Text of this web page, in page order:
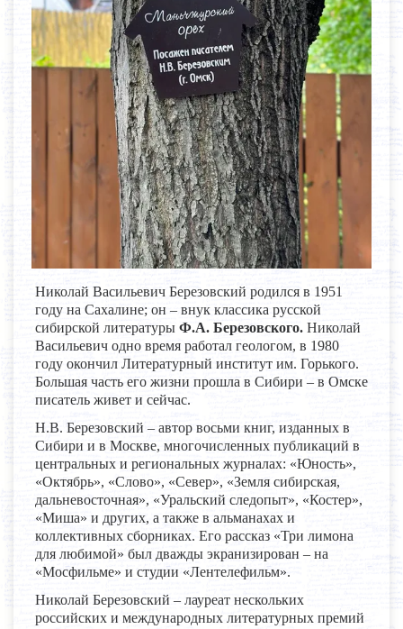
Николай Васильевич Березовский родился в 1951
году на Сахалине; он – внук классика русской
сибирской литературы Ф.А. Березовского. Николай
Васильевич одно время работал геологом, в 1980
году окончил Литературный институт им. Горького.
Большая часть его жизни прошла в Сибири – в Омске
писатель живет и сейчас.
Н.В. Березовский – автор восьми книг, изданных в
Сибири и в Москве, многочисленных публикаций в
центральных и региональных журналах: «Юность»,
«Октябрь», «Слово», «Север», «Земля сибирская,
дальневосточная», «Уральский следопыт», «Костер»,
«Миша» и других, а также в альманахах и
коллективных сборниках. Его рассказ «Три лимона
для любимой» был дважды экранизирован – на
«Мосфильме» и студии «Лентелефильм».
Николай Березовский – лауреат нескольких
российских и международных литературных премий